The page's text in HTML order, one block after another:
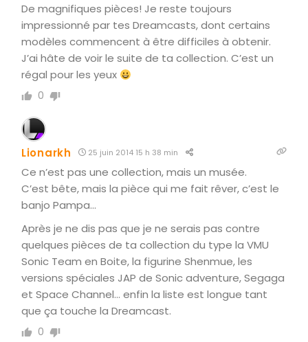
De magnifiques pièces! Je reste toujours
impressionné par tes Dreamcasts, dont certains
modèles commencent à être difficiles à obtenir.
J’ai hâte de voir le suite de ta collection. C’est un
régal pour les yeux
0
Lionarkh 25 juin 2014 15 h 38 min
Ce n’est pas une collection, mais un musée.
C’est bête, mais la pièce qui me fait rêver, c’est le
banjo Pampa…
Après je ne dis pas que je ne serais pas contre
quelques pièces de ta collection du type la VMU
Sonic Team en Boite, la figurine Shenmue, les
versions spéciales JAP de Sonic adventure, Segaga
et Space Channel… enfin la liste est longue tant
que ça touche la Dreamcast.
0